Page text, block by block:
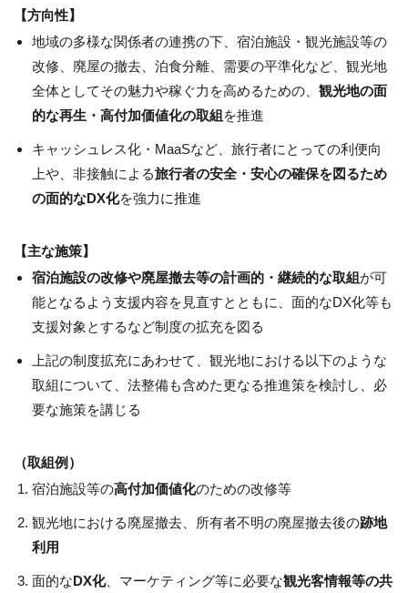
【方向性】
地域の多様な関係者の連携の下、宿泊施設・観光施設等の
改修、廃屋の撤去、泊食分離、需要の平準化など、観光地
全体としてその魅力や稼ぐ力を高めるための、 観光地の面
的な再生・高付加価値化の取組を推進
キャッシュレス化・MaaSなど、旅行者にとっての利便向
上や、非接触による旅行者の安全・安心の確保を図るため
の面的なDX化を強力に推進
【主な施策】
宿泊施設の改修や廃屋撤去等の計画的・継続的な取組が可
能となるよう支援内容を見直すとともに、面的なDX化等も
支援対象とするなど制度の拡充を図る
上記の制度拡充にあわせて、観光地における以下のような
取組について、法整備も含めた更なる推進策を検討し、必
要な施策を講じる
（取組例）
宿泊施設等の高付加価値化のための改修等
観光地における廃屋撤去、所有者不明の廃屋撤去後の跡地
利用
面的なDX化、マーケティング等に必要な観光客情報等の共